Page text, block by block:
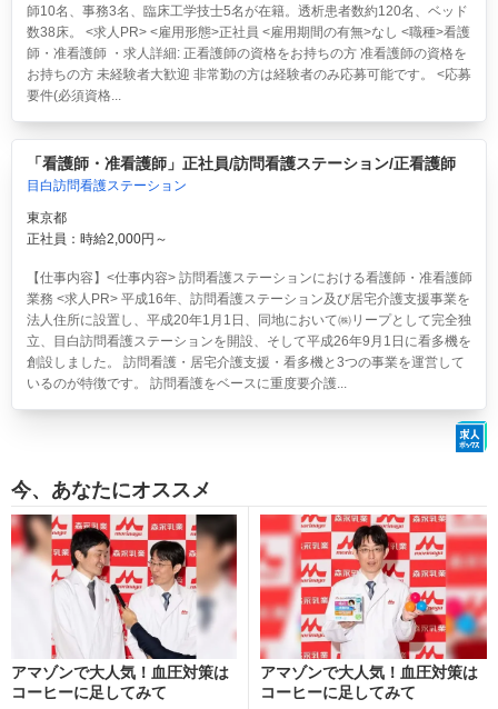
師10名、事務3名、臨床工学技士5名が在籍。透析患者数約120名、ベッド
数38床。 <求人PR> <雇用形態>正社員 <雇用期間の有無>なし <職種>看護
師・准看護師 ・求人詳細: 正看護師の資格をお持ちの方 准看護師の資格を
お持ちの方 未経験者大歓迎 非常勤の方は経験者のみ応募可能です。 <応募
要件(必須資格...
「看護師・准看護師」正社員/訪問看護ステーション/正看護師
目白訪問看護ステーション
東京都
正社員：時給2,000円～
【仕事内容】<仕事内容> 訪問看護ステーションにおける看護師・准看護師
業務 <求人PR> 平成16年、訪問看護ステーション及び居宅介護支援事業を
法人住所に設置し、平成20年1月1日、同地において㈱リープとして完全独
立、目白訪問看護ステーションを開設、そして平成26年9月1日に看多機を
創設しました。 訪問看護・居宅介護支援・看多機と3つの事業を運営して
いるのが特徴です。 訪問看護をベースに重度要介護...
今、あなたにオススメ
アマゾンで大人気！血圧対策は
コーヒーに足してみて
アマゾンで大人気！血圧対策は
コーヒーに足してみて